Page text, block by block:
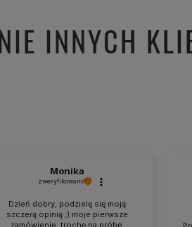
INNYCH
Monika
zweryfikowano
Dzień dobry, podzielę się moją
szczerą opinią ;) moje pierwsze